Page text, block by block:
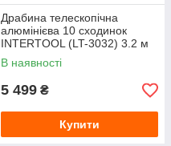
Драбина телескопічна
алюмінієва 10 сходинок
INTERTOOL (LT-3032) 3.2 м
В наявності
5 499 ₴
Купити